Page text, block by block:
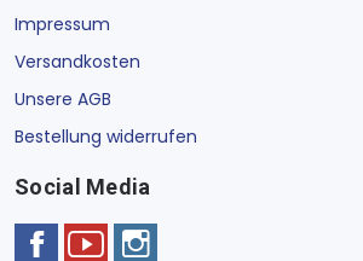
Impressum
Versandkosten
Unsere AGB
Bestellung widerrufen
Social Media